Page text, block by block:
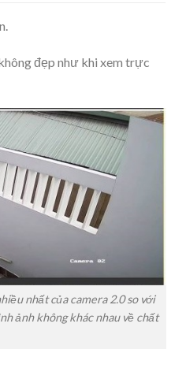
đẹp như khi xem trực
nhất của camera 2.0 so với
ảnh không khác nhau về chất